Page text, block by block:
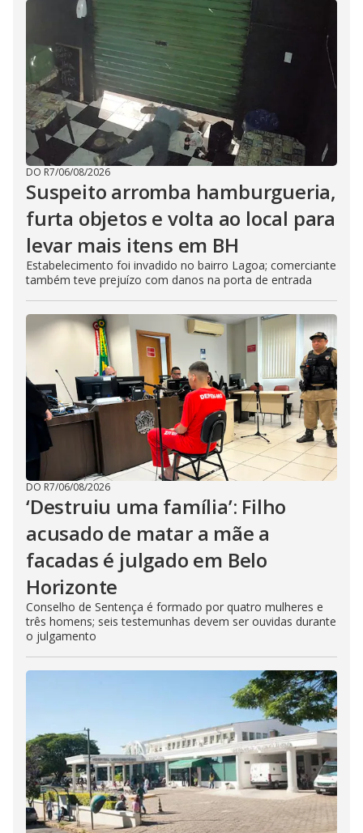
DO R7/06/08/2026
Suspeito arromba hamburgueria,
furta objetos e volta ao local para
levar mais itens em BH
Estabelecimento foi invadido no bairro Lagoa; comerciante
também teve prejuízo com danos na porta de entrada
DO R7/06/08/2026
‘Destruiu uma família’: Filho
acusado de matar a mãe a
facadas é julgado em Belo
Horizonte
Conselho de Sentença é formado por quatro mulheres e
três homens; seis testemunhas devem ser ouvidas durante
o julgamento